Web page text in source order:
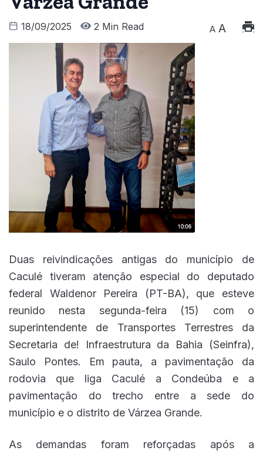
18/09/2025 2 Min Read A A
Duas reivindicações antigas do município de
Caculé tiveram atenção especial do deputado
federal Waldenor Pereira (PT-BA), que esteve
reunido nesta segunda-feira (15) com o
superintendente de Transportes Terrestres da
Secretaria de! Infraestrutura da Bahia (Seinfra),
Saulo Pontes. Em pauta, a pavimentação da
rodovia que liga Caculé a Condeúba e a
pavimentação do trecho entre a sede do
município e o distrito de Várzea Grande.
As demandas foram reforçadas após a